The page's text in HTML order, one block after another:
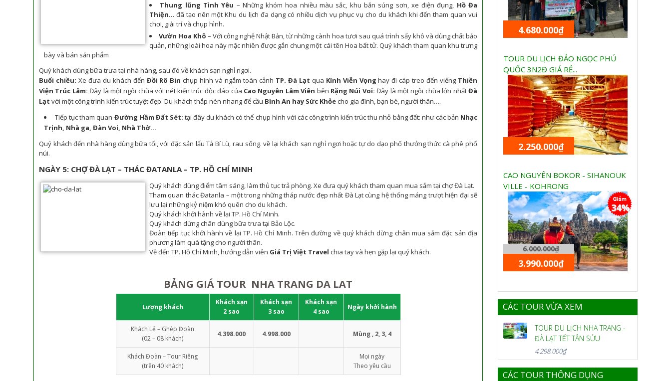
Thung lũng Tình Yêu – Những khóm hoa nhiều màu sắc, khu bắn súng sơn, xe điện đụng, Hồ Đa
Thiện… đã tạo nên một Khu du lịch đa dạng có nhiều dịch vụ phục vụ cho du khách khi đến tham quan vui
chơi, giải trí và chụp hình.
Vườn Hoa Khô – Với công nghệ Nhật Bản, từ những cành hoa tươi sau quá trình sấy khô và dùng chất bảo
quản, những loài hoa này mặc nhiên được gắn chung một cái tên Hoa bất tử. Quý khách tham quan khu trưng
bày và bán sản phẩm
Quý khách dùng bữa trưa tại nhà hàng, sau đó về khách sạn nghỉ ngơi.
Buổi chiều: Xe đưa du khách đến Đồi Rô Binchụp hình và ngắm toàn cảnh TP. Đà Lạt qua Kính Viễn Vọng hay đi cáp treo đến viếng Thiền
Viện Trúc Lâm: Đây là một ngôi chùa với nét kiến trúc độc đáo của Cao Nguyên Lâm Viên bên Rặng Núi Voi: Đây là một ngôi chùa lớn nhấtĐà
Lạt với một công trình kiến trúc tuyệt đẹp: Du khách thắp nén nhang để cầu Bình An hay Sức Khỏecho gia đình, bạn bè, người thân….
Tiếp tục tham quan Đường Hầm Đất Sét: tại đây du khách có thể chụp hình với các công trình kiến trúc thu nhỏ bằng đất: như các bản Nhạc
Trịnh, Nhà ga, Đàn Voi, Nhà Thờ...
Quý khách đến nhà hàng dùng bữa tối, với đặc sản lẩu Tả Bí Lù, rau sống. về lại khách sạn nghỉ ngơi hoặc tự do dạo phố thưởng thức cà phê phố
núi.
NGÀY 5: CHỢ ĐÀ LẠT – THÁC ĐATANLA – TP. HỒ CHÍ MINH
Quý khách dùng điểm tâm sáng, làm thủ tục trả phòng. Xe đưa quý khách tham quan mua sắm tại chợ Đà Lạt.
Tham quan thác Đatanla – một trong những tháp nước đẹp nhất Đà Lạt cùng hệ thống máng trượt hiện đại sẽ
lưu lại những kỷ niệm khó quên cho du khách.
Quý khách khởi hành về lại TP. Hồ Chí Minh.
Quý khách dừng chân dùng bữa trưa tại Bảo Lộc.
Đoàn tiếp tục khởi hành về lại TP. Hồ Chí Minh. Trên đường về quý khách dừng chân mua sắm đặc sản địa
phương làm quà tặng cho người thân.
Về đến TP. Hồ Chí Minh, hướng dẫn viên Giá Trị Việt Travel chia tay và hẹn gặp lại quý khách.
BẢNG GIÁ TOUR NHA TRANG DA LAT
Lượng khách
Khách sạn
2 sao
Khách sạn
3 sao
Khách sạn
4 sao
Ngày khởi hành
Khách Lẻ – Ghép Đoàn
(02 – 08 khách)
4.398.000 4.998.000 Mùng , 2, 3, 4
Khách Đoàn – Tour Riêng
(trên 40 khách)
Mọi ngày
Theo yêu cầu
4.680.000₫
TOUR DU LỊCH ĐẢO NGỌC PHÚ
QUỐC 3N2Đ GIÁ RẺ...
2.250.000₫
CAO NGUYÊN BOKOR - SIHANOUK
VILLE - KOHRONG
6.000.000₫
3.990.000₫
34%
CÁC TOUR VỪA XEM
TOUR DU LỊCH NHA TRANG -
ĐÀ LẠT TẾT TÂN SỬU
4.298.000₫
CÁC TOUR THÔNG DỤNG